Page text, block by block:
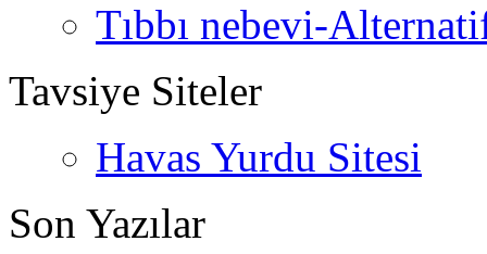
Tıbbı nebevi-
Tavsiye Siteler
Havas Yurdu Sitesi
Son Yazılar